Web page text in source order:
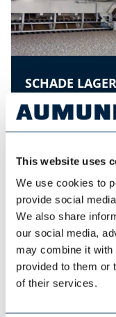
This website uses
We use cookies to
provide social
We also share
our social media,
may combine it with
provided to them or
of their services.
SCHADE